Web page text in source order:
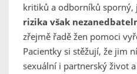
kritiků a odborníků sporný,
rizika však
zřejmě řadě žen pomoci
Pacientky si stěžují, že jim
sexuální i partnerský život